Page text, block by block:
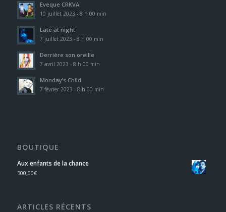
Eveque CRKVA
10 juillet 2023 - 8 h 00 min
Late at night
7 juillet 2023 - 8 h 00 min
Derrière son oreille
7 avril 2023 - 8 h 00 min
Monday’s Child
7 février 2023 - 8 h 00 min
BOUTIQUE
Aux enfants de la chance
500,00€
ARTICLES RÉCENTS